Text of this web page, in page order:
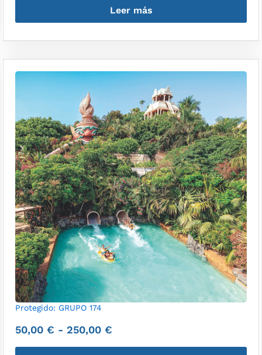
Leer más
Protegido: GRUPO 174
50,00 € - 250,00 €